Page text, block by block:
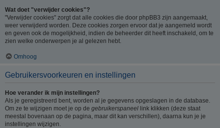
Wat doet "verwijder cookies"?
"Verwijder cookies" zorgt dat alle cookies die door phpBB3 zijn aangemaakt,
weer verwijderd worden. Deze cookies zorgen ervoor dat je aangemeld wordt
en geven ook de mogelijkheid, indien de beheerder dit heeft inschakeld, om te
zien welke onderwerpen je al gelezen hebt.
Omhoog
Gebruikersvoorkeuren en instellingen
Hoe verander ik mijn instellingen?
Als je geregistreerd bent, worden al je gegevens opgeslagen in de database.
Om ze te wijzigen moet je op de gebruikerspaneel link klikken (deze staat
meestal bovenaan op de pagina, maar dit kan verschillen), daarna kun je je
instellingen wijzigen.